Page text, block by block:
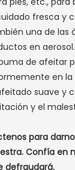
fresca y
una de las
en aerosol.
de afeitar
en la
suave y
y el
para
Confía en
defraudará.